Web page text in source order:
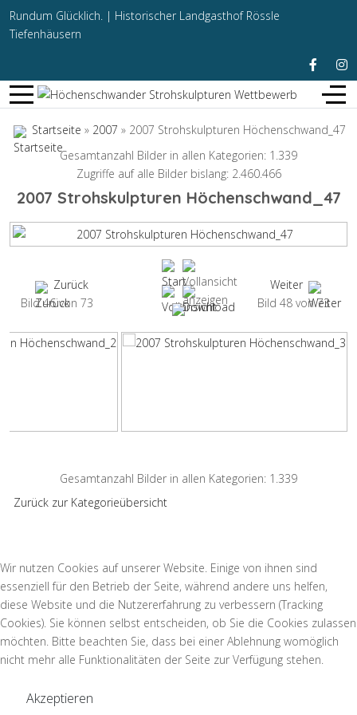
Rundum Glücklich. | Historischer Landgasthof Rössle
Tiefenhäusern
Startseite » 2007 » 2007 Strohskulpturen Höchenschwand_47
Gesamtanzahl Bilder in allen Kategorien: 1.339
Zugriffe auf alle Bilder bislang: 2.460.466
2007 Strohskulpturen Höchenschwand_47
Zurück
Bild 46 von 73
Weiter
Bild 48 von 73
Gesamtanzahl Bilder in allen Kategorien: 1.339
Zurück zur Kategorieübersicht
Wir nutzen Cookies auf unserer Website. Einige von ihnen sind
essenziell für den Betrieb der Seite, während andere uns helfen,
diese Website und die Nutzererfahrung zu verbessern (Tracking
Cookies). Sie können selbst entscheiden, ob Sie die Cookies zulassen
möchten. Bitte beachten Sie, dass bei einer Ablehnung womöglich
nicht mehr alle Funktionalitäten der Seite zur Verfügung stehen.
Akzeptieren